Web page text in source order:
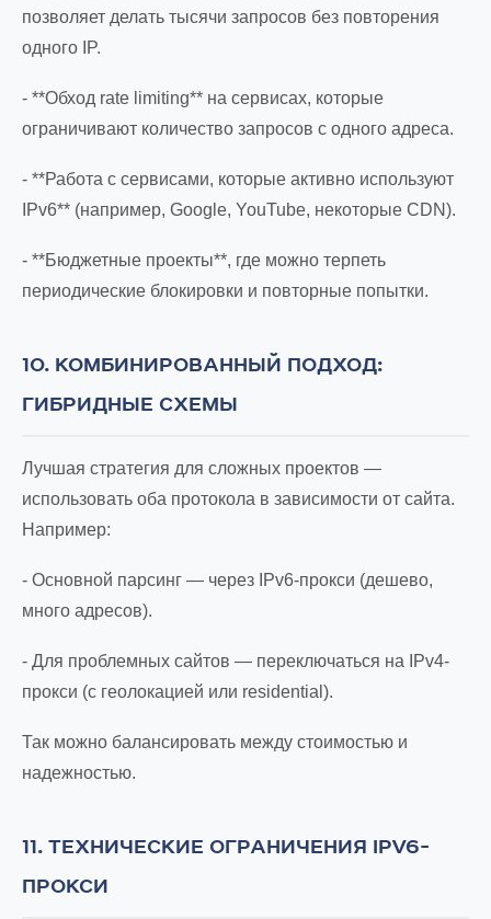
позволяет делать тысячи запросов без повторения
одного IP.
- **Обход rate limiting** на сервисах, которые
ограничивают количество запросов с одного адреса.
- **Работа с сервисами, которые активно используют
IPv6** (например, Google, YouTube, некоторые CDN).
- **Бюджетные проекты**, где можно терпеть
периодические блокировки и повторные попытки.
10. КОМБИНИРОВАННЫЙ ПОДХОД:
ГИБРИДНЫЕ СХЕМЫ
Лучшая стратегия для сложных проектов —
использовать оба протокола в зависимости от сайта.
Например:
- Основной парсинг — через IPv6-прокси (дешево,
много адресов).
- Для проблемных сайтов — переключаться на IPv4-
прокси (с геолокацией или residential).
Так можно балансировать между стоимостью и
надежностью.
11. ТЕХНИЧЕСКИЕ ОГРАНИЧЕНИЯ IPV6-
ПРОКСИ